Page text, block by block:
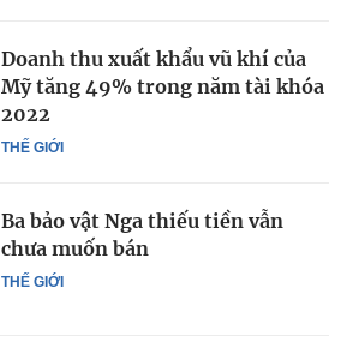
THẾ GIỚI
Doanh thu xuất khẩu vũ khí của
Mỹ tăng 49% trong năm tài khóa
2022
THẾ GIỚI
Ba bảo vật Nga thiếu tiền vẫn
chưa muốn bán